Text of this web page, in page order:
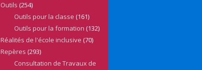
Outils (254)
Outils pour la classe (161)
Outils pour la formation (132)
Réalités de l'école inclusive (70)
Repères (293)
Consultation de Travaux de